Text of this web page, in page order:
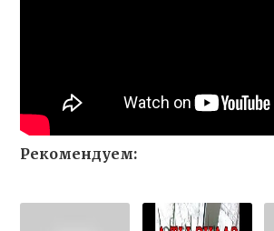
Рекомендуем: